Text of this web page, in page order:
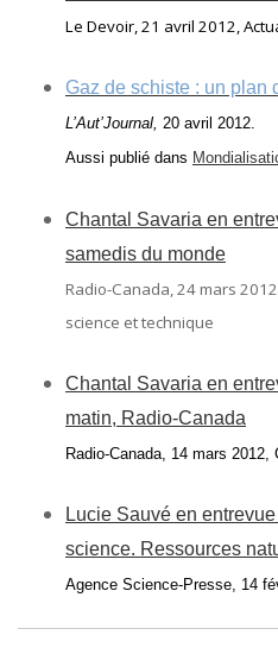
Le Devoir, 21 avril 2012,
Gaz de schiste : un plan
L’Aut’Journal, 20 avril 2012.
Aussi publié dans
Chantal Savaria en
samedis du monde
Radio-Canada, 24 mars
science et technique
Chantal Savaria en
matin, Radio-Canada
Radio-Canada, 14 mars 2012,
Lucie Sauvé en
science. Ressources
Agence Science-Presse, 14